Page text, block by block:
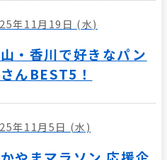
年11月19日 (水)
・香川で好きなパン
んBEST5！
年11月5日 (水)